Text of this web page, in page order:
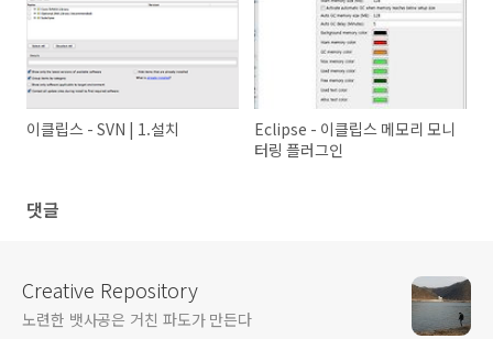
이클립스 - SVN | 1.설치
Eclipse - 이클립스 메모리 모니
터링 플러그인
댓글
Creative Repository
노련한 뱃사공은 거친 파도가 만든다